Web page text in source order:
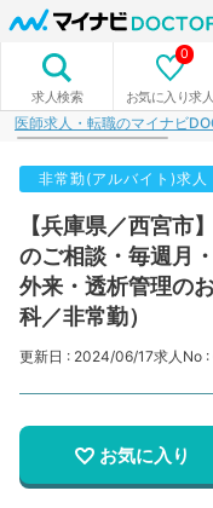
求人検索 お気に入り求人
0
医師求人・転職のマイナビ
非常勤(アルバイト)求人
【兵庫県／西宮市
のご相談・毎週月
外来・透析管理の
科／非常勤）
更新日 : 2024/06/17求人No
お気に入り